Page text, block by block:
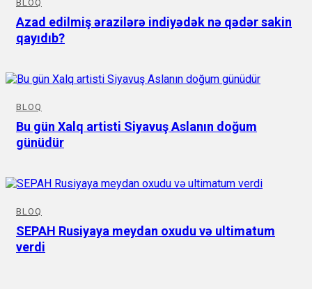
BLOQ
Azad edilmiş ərazilərə indiyədək nə qədər sakin
qayıdıb?
BLOQ
Bu gün Xalq artisti Siyavuş Aslanın doğum
günüdür
BLOQ
SEPAH Rusiyaya meydan oxudu və ultimatum
verdi